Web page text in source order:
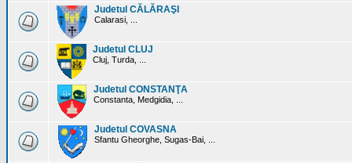
Judetul CĂLĂRAŞI
Calarasi, ...
Judetul CLUJ
Cluj, Turda, ...
Judetul CONSTANŢA
Constanta, Medgidia, ...
Judetul COVASNA
Sfantu Gheorghe, Sugas-Bai, ...